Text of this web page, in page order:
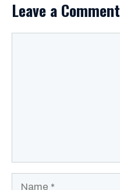
Leave a Comment